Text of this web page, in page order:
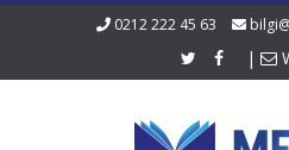
0212 222 45 63
|